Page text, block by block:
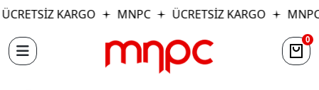
KARGO MNPC ÜCRETSİZ KARGO MNPC
0